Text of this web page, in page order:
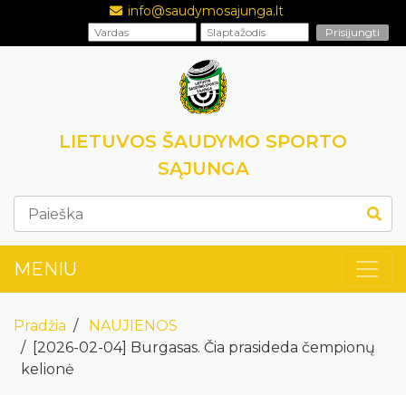
info@saudymosajunga.lt
LIETUVOS ŠAUDYMO SPORTO
SĄJUNGA
MENIU
Pradžia
NAUJIENOS
[2026-02-04] Burgasas. Čia prasideda čempionų
kelionė